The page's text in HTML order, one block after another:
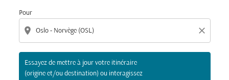
Pour
location_on close
Essayez de mettre à jour votre itinéraire
(origine et/ou destination) ou interagissez